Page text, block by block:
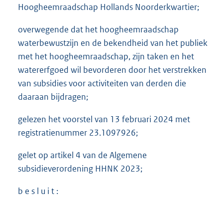
Hoogheemraadschap Hollands Noorderkwartier;
overwegende dat het hoogheemraadschap
waterbewustzijn en de bekendheid van het publiek
met het hoogheemraadschap, zijn taken en het
watererfgoed wil bevorderen door het verstrekken
van subsidies voor activiteiten van derden die
daaraan bijdragen;
gelezen het voorstel van 13 februari 2024 met
registratienummer 23.1097926;
gelet op artikel 4 van de Algemene
subsidieverordening HHNK 2023;
b e s l u i t :